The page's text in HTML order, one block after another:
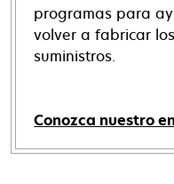
programas para
volver a fabricar
suministros.
Conozca nuestro